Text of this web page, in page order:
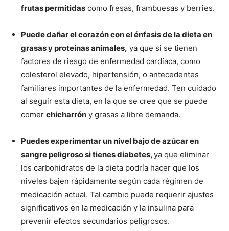
frutas permitidas como fresas, frambuesas y berries.
Puede dañar el corazón con el énfasis de la dieta en
grasas y proteínas animales, ya que si se tienen
factores de riesgo de enfermedad cardíaca, como
colesterol elevado, hipertensión, o antecedentes
familiares importantes de la enfermedad. Ten cuidado
al seguir esta dieta, en la que se cree que se puede
comer chicharrón y grasas a libre demanda.
Puedes experimentar un nivel bajo de azúcar en
sangre peligroso si tienes diabetes,ya que eliminar
los carbohidratos de la dieta podría hacer que los
niveles bajen rápidamente según cada régimen de
medicación actual. Tal cambio puede requerir ajustes
significativos en la medicación y la insulina para
prevenir efectos secundarios peligrosos.